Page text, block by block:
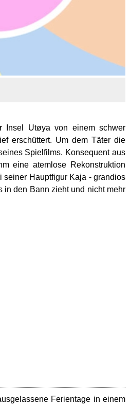
Insel Utøya von einem schwer
erschüttert. Um dem Täter die
Spielfilms. Konsequent aus
eine atemlose Rekonstruktion
seiner Hauptfigur Kaja - grandios
in den Bann zieht und nicht mehr
Ferientage in einem